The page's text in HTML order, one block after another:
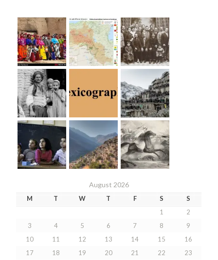
August 2026
M T W T F S
S
1
2
3
4 5 6 7 8
9
10
11 12 13 14 15
16
17
18 19 20 21 22 23